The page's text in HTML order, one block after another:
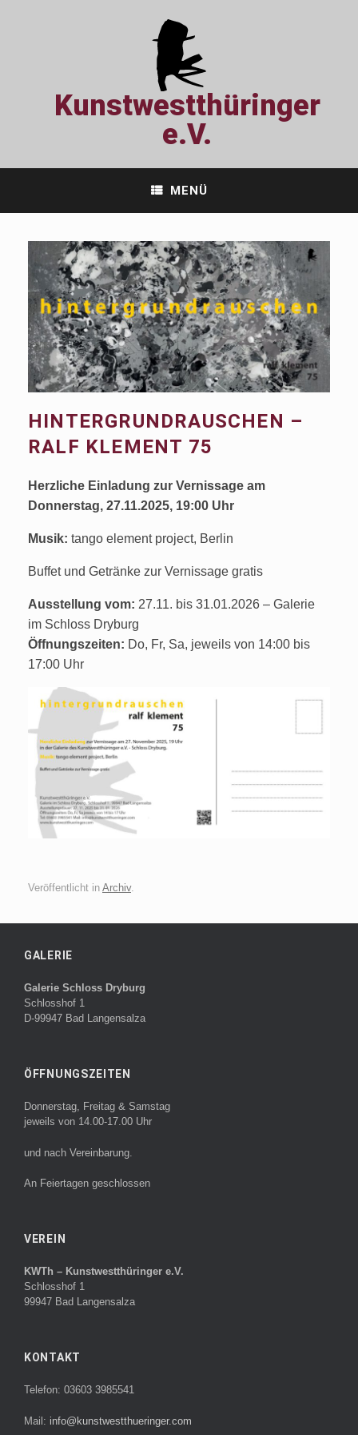
Kunstwestthüringer
e.V.
MENÜ
HINTERGRUNDRAUSCHEN –
RALF KLEMENT 75
Herzliche Einladung zur Vernissage am
Donnerstag, 27.11.2025, 19:00 Uhr
Musik: tango element project, Berlin
Buffet und Getränke zur Vernissage gratis
Ausstellung vom: 27.11. bis 31.01.2026 – Galerie
im Schloss Dryburg
Öffnungszeiten: Do, Fr, Sa, jeweils von 14:00 bis
17:00 Uhr
Veröffentlicht in Archiv.
GALERIE
Galerie Schloss Dryburg
Schlosshof 1
D-99947 Bad Langensalza
ÖFFNUNGSZEITEN
Donnerstag, Freitag & Samstag
jeweils von 14.00-17.00 Uhr
und nach Vereinbarung.
An Feiertagen geschlossen
VEREIN
KWTh – Kunstwestthüringer e.V.
Schlosshof 1
99947 Bad Langensalza
KONTAKT
Telefon: 03603 3985541
Mail: info@kunstwestthueringer.com